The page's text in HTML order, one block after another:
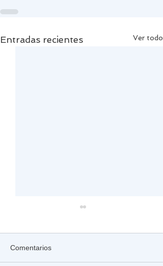
Entradas recientes Ver todo
Comentarios